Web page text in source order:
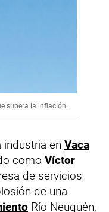
supera la inflación.
industria en Vaca
como Víctor
de servicios
de una
Río Neuquén,